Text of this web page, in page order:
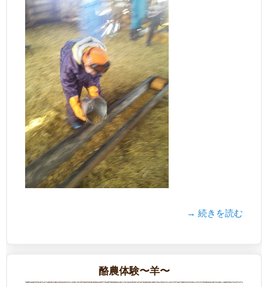
→ 続きを読む
酪農体験〜羊〜